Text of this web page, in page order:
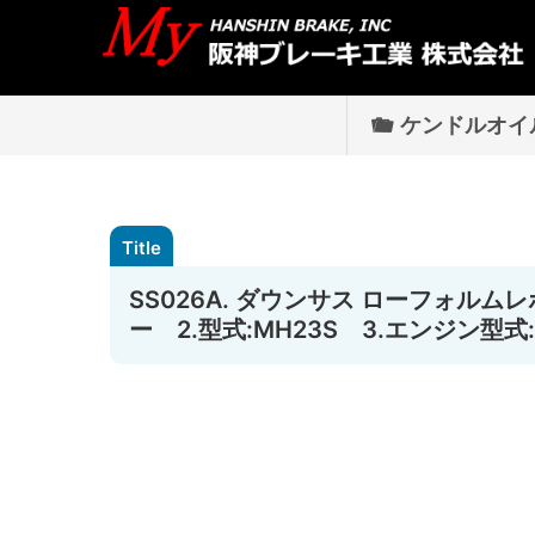
ケンドルオイ
SS026A. ダウンサス ローフォルム
ー 2.型式:MH23S 3.エンジン型